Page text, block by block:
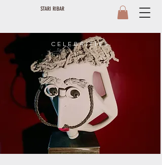
STARI RIBAR
CELEBRITIES